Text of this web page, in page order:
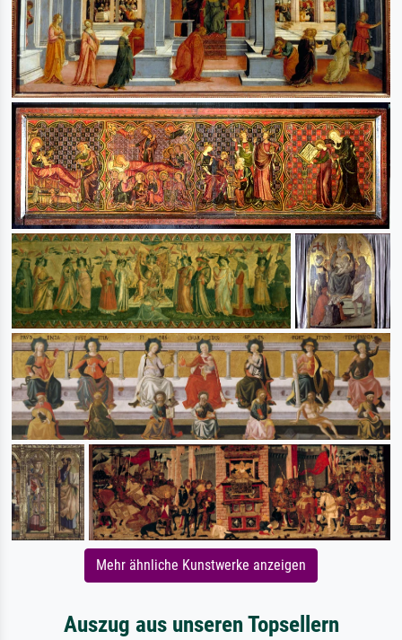
Mehr ähnliche Kunstwerke anzeigen
Auszug aus unseren Topsellern